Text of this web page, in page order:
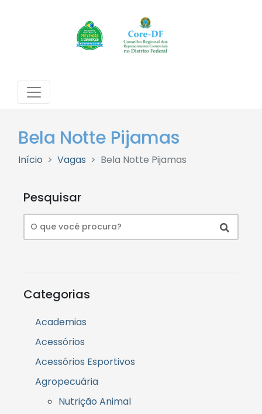
Bela Notte Pijamas
Início Vagas Bela Notte Pijamas
Pesquisar
Categorias
Academias
Acessórios
Acessórios Esportivos
Agropecuária
Nutrição Animal